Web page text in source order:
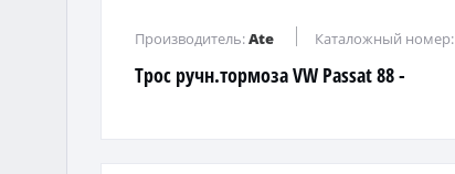
Трос ручн.тормоза VW Passat 88 -
Производитель:Ate Каталожный номер: